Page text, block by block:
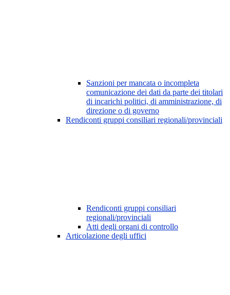
Sanzioni per mancata o incompleta
comunicazione dei dati da parte dei titolari
di incarichi politici, di amministrazione, di
direzione o di governo
Rendiconti gruppi consiliari regionali/provinciali
Rendiconti gruppi consiliari
regionali/provinciali
Atti degli organi di controllo
Articolazione degli uffici